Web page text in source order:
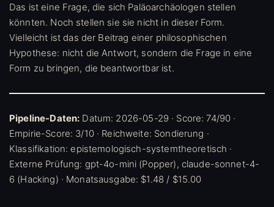
Das ist eine Frage, die sich Paläoarchäologen stellen
könnten. Noch stellen sie sie nicht in dieser Form.
Vielleicht ist das der Beitrag einer philosophischen
Hypothese: nicht die Antwort, sondern die Frage in eine
Form zu bringen, die beantwortbar ist.
Pipeline-Daten: Datum: 2026-05-29 · Score: 74/90 ·
Empirie-Score: 3/10 · Reichweite: Sondierung ·
Klassifikation: epistemologisch-systemtheoretisch ·
Externe Prüfung: gpt-4o-mini (Popper), claude-sonnet-4-
6 (Hacking) · Monatsausgabe: $1.48 / $15.00